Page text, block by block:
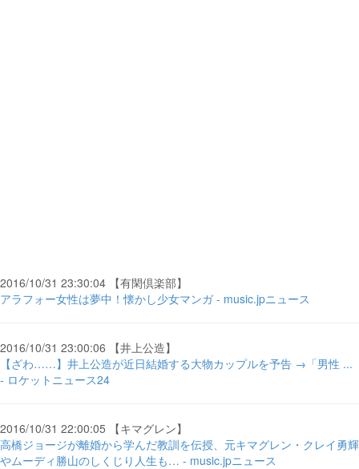
2016/10/31 23:30:04 【有閑倶楽部】
アラフォー女性は夢中！懐かし少女マンガ - music.jpニュース
2016/10/31 23:00:06 【井上公造】
【ざわ……】井上公造が近日結婚する大物カップルを予告 →「男性 ...
- ロケットニュース24
2016/10/31 22:00:05 【キマグレン】
高橋ジョージが離婚から学んだ教訓を伝授、元キマグレン・クレイ勇輝
やムーディ勝山のしくじり人生も… - music.jpニュース